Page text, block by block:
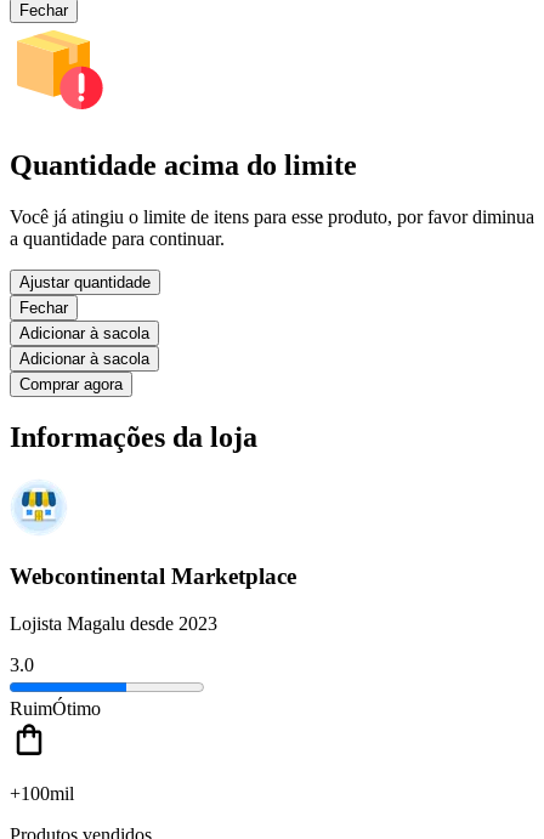
Fechar
Quantidade acima do limite
Você já atingiu o limite de itens para esse produto, por favor diminua
a quantidade para continuar.
Ajustar quantidade
Fechar
Adicionar à sacola
Adicionar à sacola
Comprar agora
Informações da loja
Webcontinental Marketplace
Lojista Magalu desde 2023
3.0
RuimÓtimo
+100mil